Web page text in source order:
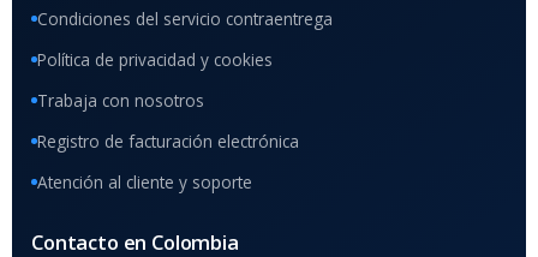
Condiciones del servicio contraentrega
Política de privacidad y cookies
Trabaja con nosotros
Registro de facturación electrónica
Atención al cliente y soporte
Contacto en Colombia